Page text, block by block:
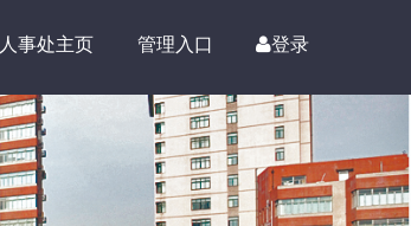
人事处主页 管理入口 登录